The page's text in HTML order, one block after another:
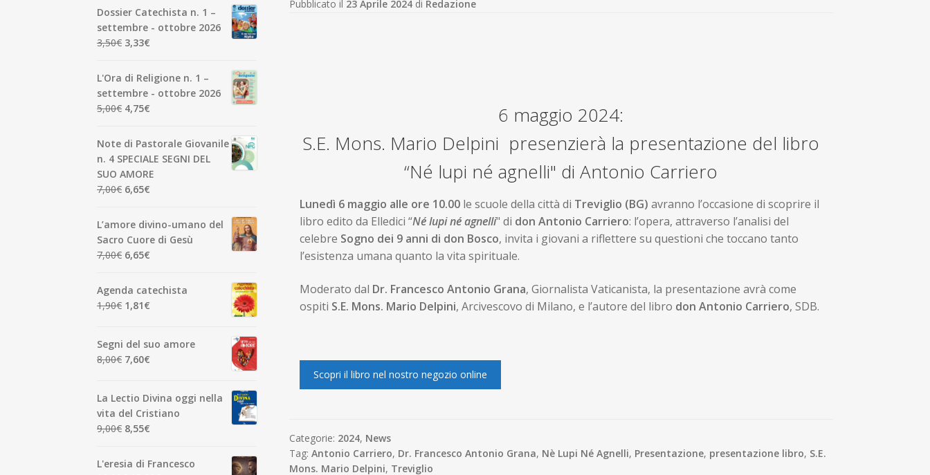
Pubblicato il 23 Aprile 2024 di Redazione
6 maggio 2024:
S.E. Mons. Mario Delpini presenzierà la presentazione del libro
“Né lupi né agnelli" di Antonio Carriero
Lunedì 6 maggio alle ore 10.00le scuole della città di Treviglio (BG) avranno l’occasione di scoprire il
libro edito da Elledici “Né lupi né agnelli" di don Antonio Carriero: l’opera, attraverso l’analisi del
celebre Sogno dei 9 anni di don Bosco, invita i giovani a riflettere su questioni che toccano tanto
l’esistenza umana quanto la vita spirituale.
Moderato dal Dr. Francesco Antonio Grana, Giornalista Vaticanista, la presentazione avrà come
ospiti S.E. Mons. Mario Delpini, Arcivescovo di Milano, e l’autore del libro don Antonio Carriero, SDB.
Scopri il libro nel nostro negozio online
Categorie: 2024, News
Tag: Antonio Carriero, Dr. Francesco Antonio Grana, Nè Lupi Né Agnelli, Presentazione, presentazione libro, S.E.
Mons. Mario Delpini, Treviglio
Dossier Catechista n. 1 –
settembre - ottobre 2026
3,50€ Il
originale
era:
3,50€.
3,33€
attuale
è:
L'Ora di Religione n. 1 –
settembre - ottobre 2026
5,00€ Il
originale
era:
5,00€.
4,75€
attuale
è:
4,75€.
Note di Pastorale Giovanile
n. 4 SPECIALE SEGNI DEL
SUO AMORE
7,00€ Il
originale
era:
7,00€.
6,65€
attuale
L’amore divino-umano del
Sacro Cuore di Gesù
7,00€ Il
originale
era:
7,00€.
6,65€
attuale
Agenda catechista
1,90€ Il
era:
1,90€.
1,81€
è:
Segni del suo amore
8,00€ Il
era:
8,00€.
7,60€
è:
7,60€.
La Lectio Divina oggi nella
vita del Cristiano
9,00€ Il
originale
8,55€
attuale
L'eresia di Francesco